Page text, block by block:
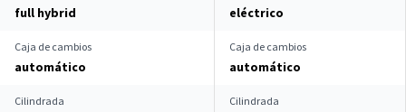
full hybrid eléctrico
Caja de cambios
automático
Caja de cambios
automático
Cilindrada Cilindrada